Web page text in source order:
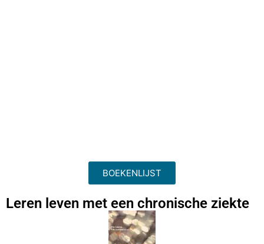
BOEKENLIJST
Leren leven met een chronische ziekte